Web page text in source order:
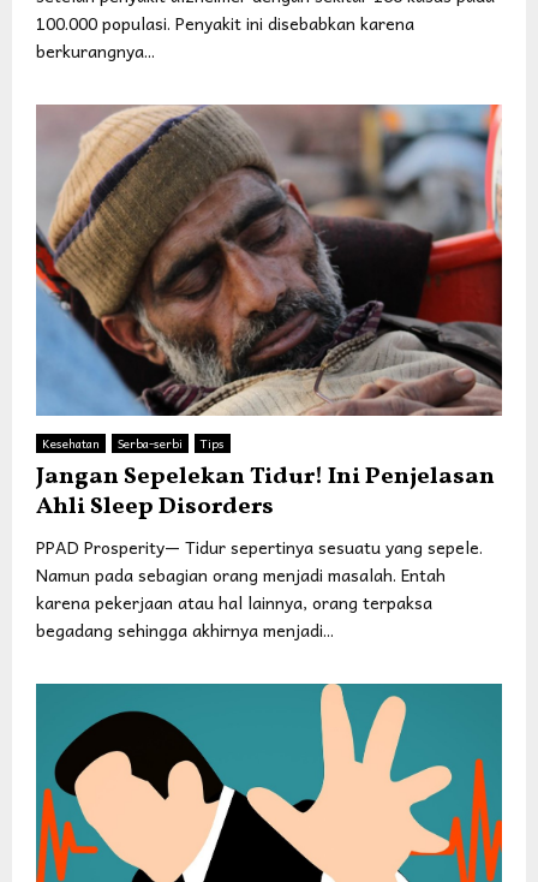
100.000 populasi. Penyakit ini disebabkan karena
berkurangnya...
Kesehatan Serba-serbi Tips
Jangan Sepelekan Tidur! Ini Penjelasan
Ahli Sleep Disorders
PPAD Prosperity— Tidur sepertinya sesuatu yang sepele.
Namun pada sebagian orang menjadi masalah. Entah
karena pekerjaan atau hal lainnya, orang terpaksa
begadang sehingga akhirnya menjadi...